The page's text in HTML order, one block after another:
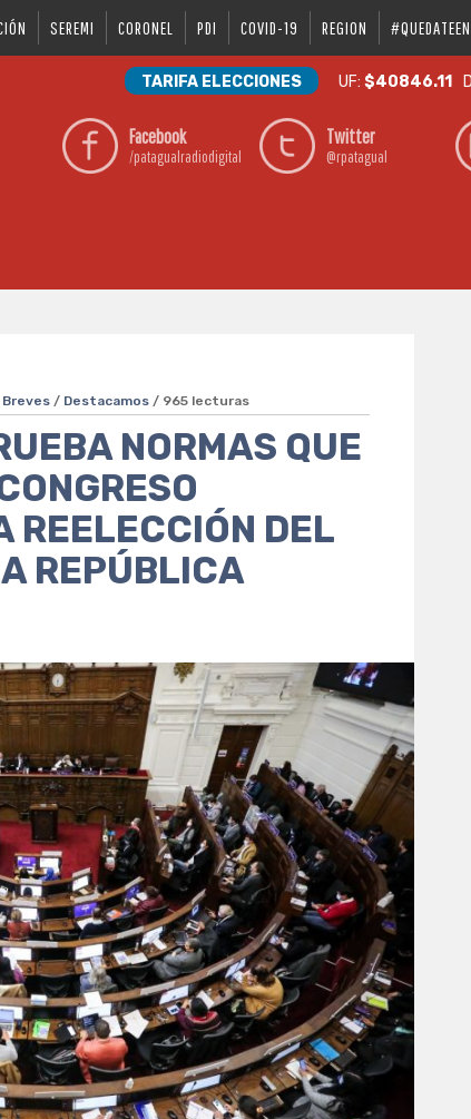
SEREMI CORONEL PDI COVID-19 REGION
TARIFA ELECCIONES UF:$40846.11
Facebook
/patagualradiodigital
Twitter
@rpatagual
Breves / Destacamos / 965 lecturas
NORMAS QUE
REELECCIÓN DEL
REPÚBLICA